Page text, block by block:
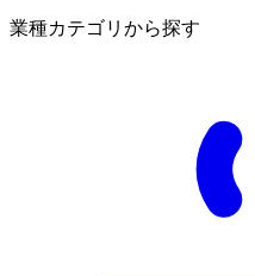
業種カテゴリから探す